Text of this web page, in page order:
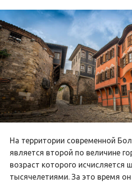
На территории современной
является второй по величине
возраст которого исчисляется
тысячелетиями. За это время